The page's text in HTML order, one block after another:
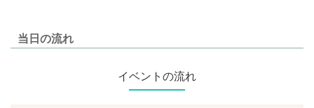
当日の流れ
イベントの流れ